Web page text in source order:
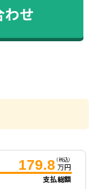
179.8 （税込）
万円
支払総額